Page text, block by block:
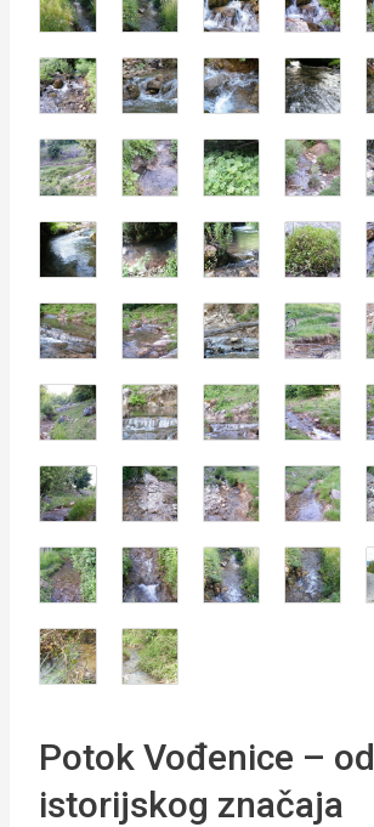
Potok Vođenice – od
istorijskog značaja